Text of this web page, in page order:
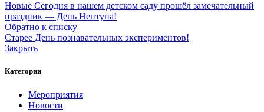
Новые Сегодня в нашем детском саду прошёл замечательный
праздник — День Нептуна!
Обратно к списку
Старее День познавательных экспериментов!
Закрыть
Категории
Мероприятия
Новости